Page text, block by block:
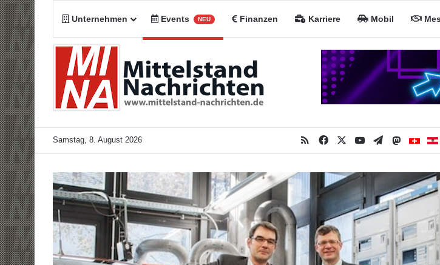
Unternehmen Events NEU Finanzen Karriere Mobil
Samstag, 8. August 2026 RSSFacebookYouTubeTelegramMastodon